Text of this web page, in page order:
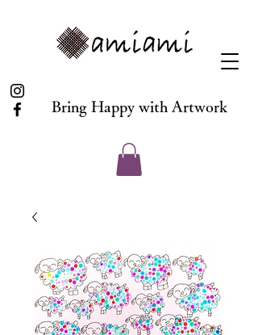
Bring Happy with Artwork